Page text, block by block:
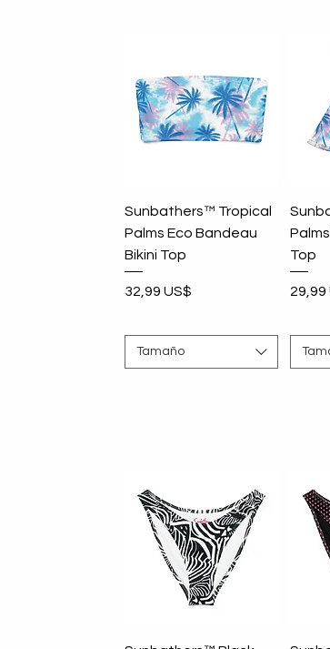
Vista rápida
Sunbathers™ Tropical
Palms Eco Bandeau
Bikini Top
Precio
32,99 US$
Tamaño
Top
29,99